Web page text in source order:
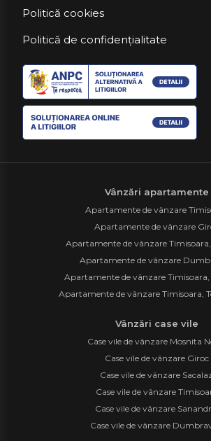
Politică cookies
Politică de confidențialitate
Vânzări apartamente
Apartamente de vânzare
Apartamente de vânzare
Apartamente de vânzare
Apartamente de vânzare
Apartamente de vânzare
Apartamente de vânzare Timisoara,
Vânzări case vile
Case vile de vânzare Mosnita
Case vile de vânzare Giroc
Case vile de vânzare
Case vile de vânzare
Case vile de vânzare
Case vile de vânzare